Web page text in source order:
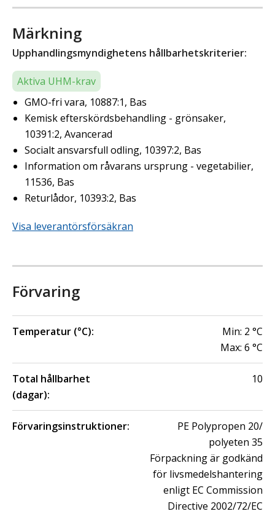
Märkning
Upphandlingsmyndighetens hållbarhetskriterier:
Aktiva UHM-krav
GMO-fri vara, 10887:1, Bas
Kemisk efterskördsbehandling - grönsaker,
10391:2, Avancerad
Socialt ansvarsfull odling, 10397:2, Bas
Information om råvarans ursprung - vegetabilier,
11536, Bas
Returlådor, 10393:2, Bas
Visa leverantörsförsäkran
Förvaring
Temperatur (°C): Min: 2 °C
Max: 6 °C
Total hållbarhet
(dagar):
10
Förvaringsinstruktioner:
PE Polypropen 20/
polyeten 35
Förpackning är godkänd
för livsmedelshantering
enligt EC Commission
Directive 2002/72/EC